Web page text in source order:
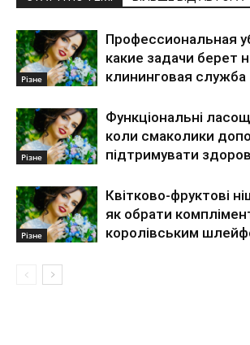
Різне
Профессиональная
какие задачи берет
клининговая служба
Різне
Функціональні
коли смаколики
підтримувати
Різне
Квітково-фруктові
як обрати
королівським